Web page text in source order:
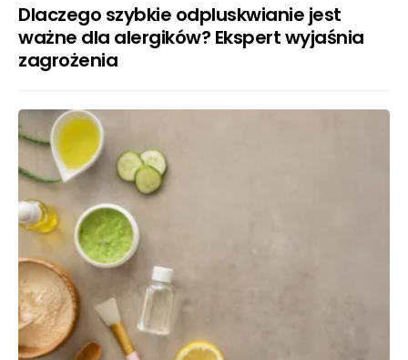
Dlaczego szybkie odpluskwianie jest
ważne dla alergików? Ekspert wyjaśnia
zagrożenia